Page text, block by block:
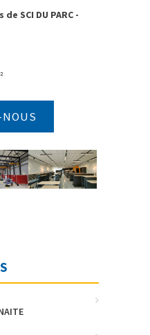
SCI DU PARC -
NOUS